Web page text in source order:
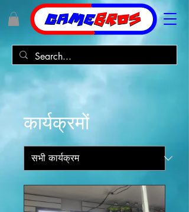
कार्यक्रमों